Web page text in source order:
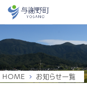
HOME お知らせ一覧